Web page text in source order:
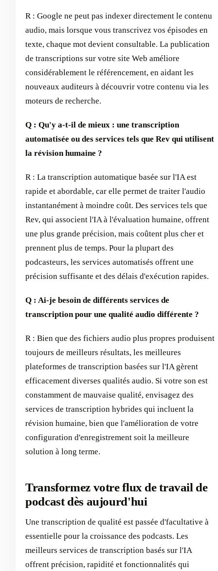
R : Google ne peut pas indexer directement le contenu
audio, mais lorsque vous transcrivez vos épisodes en
texte, chaque mot devient consultable. La publication
de transcriptions sur votre site Web améliore
considérablement le référencement, en aidant les
nouveaux auditeurs à découvrir votre contenu via les
moteurs de recherche.
Q : Qu'y a-t-il de mieux : une transcription
automatisée ou des services tels que Rev qui utilisent
la révision humaine ?
R : La transcription automatique basée sur l'IA est
rapide et abordable, car elle permet de traiter l'audio
instantanément à moindre coût. Des services tels que
Rev, qui associent l'IA à l'évaluation humaine, offrent
une plus grande précision, mais coûtent plus cher et
prennent plus de temps. Pour la plupart des
podcasteurs, les services automatisés offrent une
précision suffisante et des délais d'exécution rapides.
Q : Ai-je besoin de différents services de
transcription pour une qualité audio différente ?
R : Bien que des fichiers audio plus propres produisent
toujours de meilleurs résultats, les meilleures
plateformes de transcription basées sur l'IA gèrent
efficacement diverses qualités audio. Si votre son est
constamment de mauvaise qualité, envisagez des
services de transcription hybrides qui incluent la
révision humaine, bien que l'amélioration de votre
configuration d'enregistrement soit la meilleure
solution à long terme.
Transformez votre flux de travail de
podcast dès aujourd'hui
Une transcription de qualité est passée d'facultative à
essentielle pour la croissance des podcasts. Les
meilleurs services de transcription basés sur l'IA
offrent précision, rapidité et fonctionnalités qui